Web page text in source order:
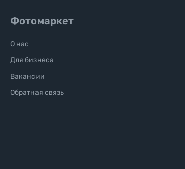
Фотомаркет
О нас
Для бизнеса
Вакансии
Обратная связь